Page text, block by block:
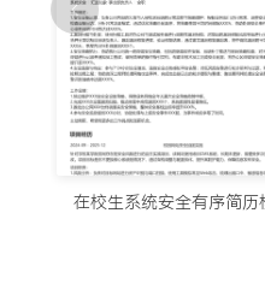
2.完成XXX次全面漏洞
3.推动办公网XXX台终端
4.参与安全监控值班
间。
主动离职，希望有更多
在校生系统安全有序简历